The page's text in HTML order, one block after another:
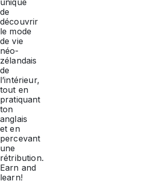
unique
de
découvrir
le mode
de vie
néo-
zélandais
de
l’intérieur,
tout en
pratiquant
ton
anglais
et en
percevant
une
rétribution.
Earn and
learn!